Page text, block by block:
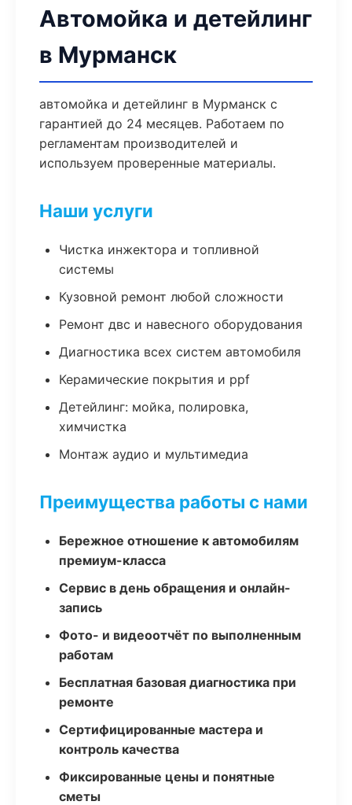
Автомойка и детейлинг
в Мурманск
автомойка и детейлинг в Мурманск с
гарантией до 24 месяцев. Работаем по
регламентам производителей и
используем проверенные материалы.
Наши услуги
Чистка инжектора и топливной
системы
Кузовной ремонт любой сложности
Ремонт двс и навесного оборудования
Диагностика всех систем автомобиля
Керамические покрытия и ppf
Детейлинг: мойка, полировка,
химчистка
Монтаж аудио и мультимедиа
Преимущества работы с нами
Бережное отношение к автомобилям
премиум-класса
Сервис в день обращения и онлайн-
запись
Фото- и видеоотчёт по выполненным
работам
Бесплатная базовая диагностика при
ремонте
Сертифицированные мастера и
контроль качества
Фиксированные цены и понятные
сметы